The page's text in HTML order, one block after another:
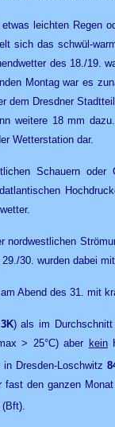
leichten Regen
sich das schwül-
des 18./19.
Montag war es
dem Dresdner
weitere 18 mm
Wetterstation dar.
Schauern oder
30. wurden dabei
Abend des 31. mit
) als im Durchschnitt
> 25°C) aber kein
Dresden-Loschwitz
den ganzen